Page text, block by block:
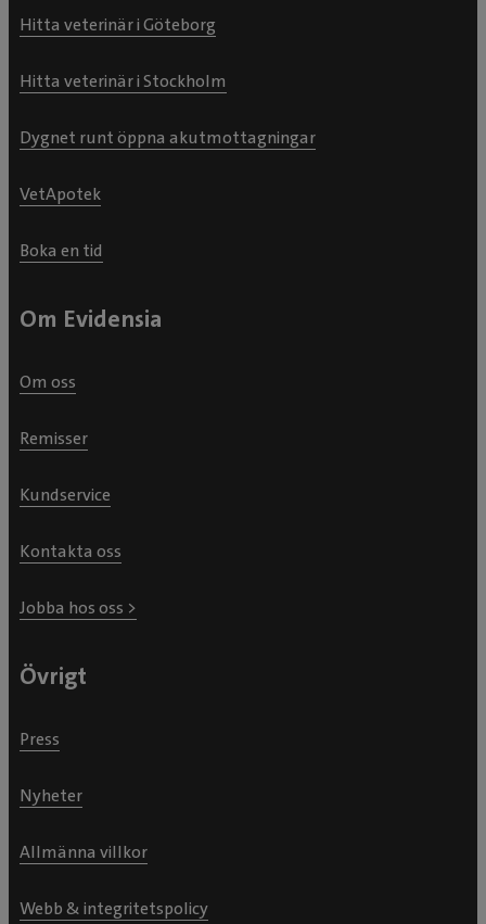
Hitta veterinär i Göteborg
Hitta veterinär i Stockholm
Dygnet runt öppna akutmottagningar
VetApotek
Boka en tid
Om Evidensia
Om oss
Remisser
Kundservice
Kontakta oss
Jobba hos oss >
Övrigt
Press
Nyheter
Allmänna villkor
Webb & integritetspolicy